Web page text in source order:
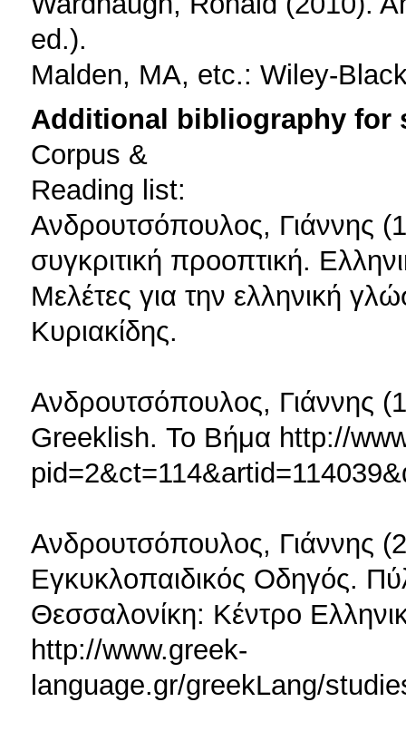
ed.).
Malden, MA, etc.: Wiley-
Additional bibliography for
Corpus &
Reading list:
Ανδρουτσόπουλος, Γιάννης
συγκριτική προοπτική.
Μελέτες για την ελληνική
Κυριακίδης.
Ανδρουτσόπουλος, Γιάννης
Greeklish. Το Βήμα http://
Ανδρουτσόπουλος, Γιάννης
Εγκυκλοπαιδικός Οδηγός.
Θεσσαλονίκη: Κέντρο
http://www.greek-
language.gr/greekLang/